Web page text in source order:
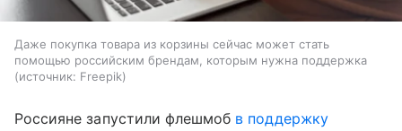
Даже покупка товара из корзины сейчас может стать
помощью российским брендам, которым нужна поддержка
источник: Freepik
Россияне запустили флешмоб в поддержку